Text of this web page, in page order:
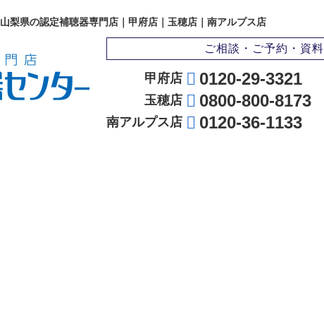
山梨県の認定補聴器専門店｜甲府店｜玉穂店｜南アルプス店
ご相談・ご予約・資
甲府店 0120-29-3321
玉穂店 0800-800-8173
南アルプス店 0120-36-1133